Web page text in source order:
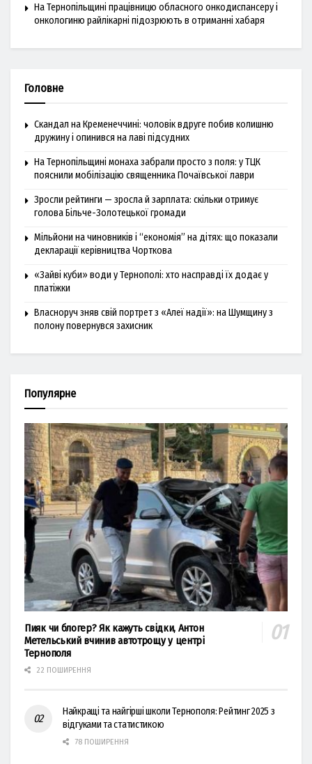
На Тернопільщині працівницю обласного онкодиспансеру і
онкологиню райлікарні підозрюють в отриманні хабаря
Головне
Скандал на Кременеччині: чоловік вдруге побив колишню
дружину і опинився на лаві підсудних
На Тернопільщині монаха забрали просто з поля: у ТЦК
пояснили мобілізацію священника Почаївської лаври
Зросли рейтинги — зросла й зарплата: скільки отримує
голова Більче-Золотецької громади
Мільйони на чиновників і “економія” на дітях: що показали
декларації керівництва Чорткова
«Зайві куби» води у Тернополі: хто насправді їх додає у
платіжки
Власноруч зняв свій портрет з «Алеї надії»: на Шумщину з
полону повернувся захисник
Популярне
Пияк чи блогер? Як кажуть свідки, Антон
Метельський вчинив автотрощу у центрі
Тернополя
22 ПОШИРЕННЯ
Найкращі та найгірші школи Тернополя: Рейтинг 2025 з
відгуками та статистикою
78 ПОШИРЕННЯ